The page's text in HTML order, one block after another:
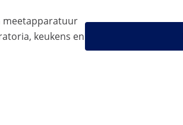
meetapparatuur
keukens en